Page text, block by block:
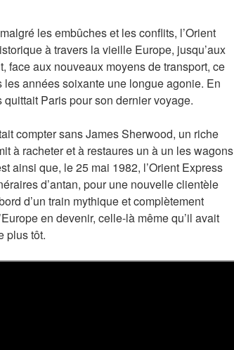
les embûches et les conflits, l’Orient
à travers la vieille Europe, jusqu’aux
face aux nouveaux moyens de transport, ce
années soixante une longue agonie. En
quittait Paris pour son dernier voyage.
compter sans James Sherwood, un riche
à racheter et à restaures un à un les wagons
ainsi que, le 25 mai 1982, l’Orient Express
d’antan, pour une nouvelle clientèle
d’un train mythique et complètement
en devenir, celle-là même qu’il avait
plus tôt.